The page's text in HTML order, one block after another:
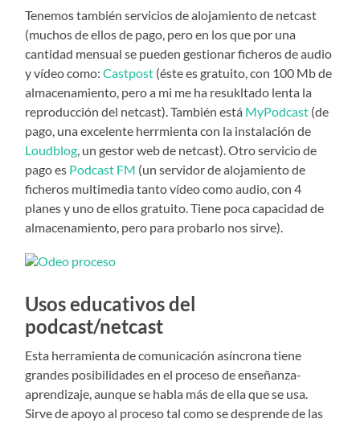
Tenemos también servicios de alojamiento de netcast
(muchos de ellos de pago, pero en los que por una
cantidad mensual se pueden gestionar ficheros de audio
y vídeo como:Castpost (éste es gratuito, con 100 Mb de
almacenamiento, pero a mi me ha resukltado lenta la
reproducción del netcast). También está MyPodcast (de
pago, una excelente herrmienta con la instalación de
Loudblog, un gestor web de netcast). Otro servicio de
pago es Podcast FM (un servidor de alojamiento de
ficheros multimedia tanto vídeo como audio, con 4
planes y uno de ellos gratuito. Tiene poca capacidad de
almacenamiento, pero para probarlo nos sirve).
Usos educativos del
podcast/netcast
Esta herramienta de comunicación asíncrona tiene
grandes posibilidades en el proceso de enseñanza-
aprendizaje, aunque se habla más de ella que se usa.
Sirve de apoyo al proceso tal como se desprende de las